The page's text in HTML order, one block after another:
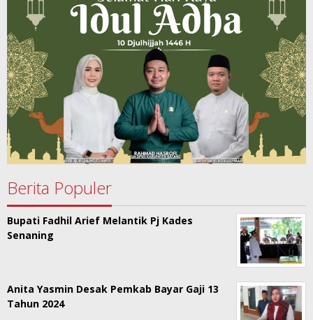
Berita Populer
Bupati Fadhil Arief Melantik Pj Kades
Senaning
Anita Yasmin Desak Pemkab Bayar Gaji 13
Tahun 2024